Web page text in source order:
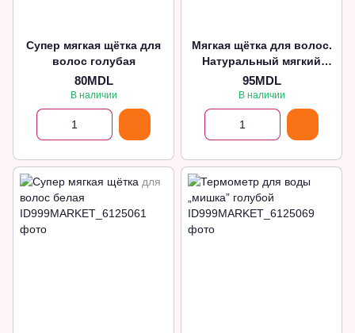
Супер мягкая щётка для
волос голубая
80MDL
В наличии
Мягкая щётка для волос.
Натуральный мягкий
волос мятного цвета
95MDL
В наличии